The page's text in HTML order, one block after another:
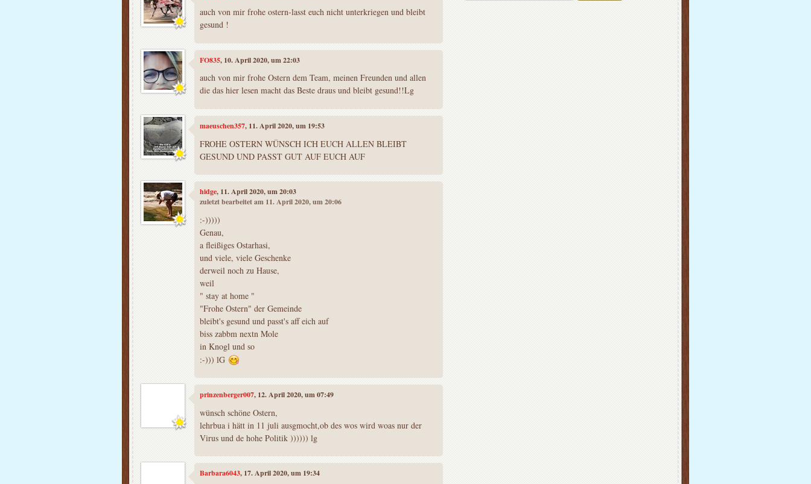
auch von mir frohe ostern-lasst euch nicht unterkriegen und bleibt
gesund !
FO835, 10. April 2020, um 22:03
auch von mir frohe Ostern dem Team, meinen Freunden und allen
die das hier lesen macht das Beste draus und bleibt gesund!!Lg
maeuschen357, 11. April 2020, um 19:53
FROHE OSTERN WÜNSCH ICH EUCH ALLEN BLEIBT
GESUND UND PASST GUT AUF EUCH AUF
hidge, 11. April 2020, um 20:03
zuletzt bearbeitet am 11. April 2020, um 20:06
:-)))))
Genau,
a fleißiges Ostarhasi,
und viele, viele Geschenke
derweil noch zu Hause,
weil
" stay at home "
"Frohe Ostern" der Gemeinde
bleibt's gesund und passt's aff eich auf
biss zabbm nextn Mole
in Knogl und so
:-))) lG
prinzenberger007, 12. April 2020, um 07:49
wünsch schöne Ostern,
lehrbua i hätt in 11 juli ausgmocht,ob des wos wird woas nur der
Virus und de hohe Politik )))))) lg
Barbara6043, 17. April 2020, um 19:34